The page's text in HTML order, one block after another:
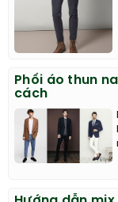
Phối áo thun
cách